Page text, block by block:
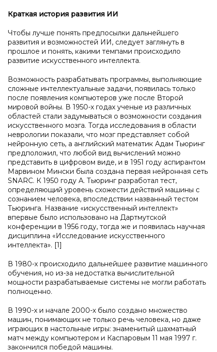
Краткая история развития ИИ
Чтобы лучше понять предпосылки дальнейшего
развития и возможностей ИИ, следует заглянуть в
прошлое и понять, какими темпами происходило
развитие искусственного интеллекта.
Возможность разрабатывать программы, выполняющие
сложные интеллектуальные задачи, появилась только
после появления компьютеров уже после Второй
мировой войны. В 1950-х годах ученые из различных
областей стали задумываться о возможности создания
искусственного мозга. Тогда исследования в области
неврологии показали, что мозг представляет собой
нейронную сеть, а английский математик Адам Тьюринг
предположил, что любой вид вычислений можно
представить в цифровом виде, и в 1951 году аспирантом
Марвином Мински была создана первая нейронная сеть
SNARC. К 1950 году А. Тьюринг разработал тест,
определяющий уровень схожести действий машины с
сознанием человека, впоследствии названный тестом
Тьюринга. Название «искусственный интеллект»
впервые было использовано на Дартмутской
конференции в 1956 году, тогда же и появилась научная
дисциплина «Исследование искусственного
интеллекта». [1]
В 1980-х происходило дальнейшее развитие машинного
обучения, но из-за недостатка вычислительной
мощности разрабатываемые системы не могли работать
полноценно.
В 1990-х и начале 2000-х было создано множество
машин, понимающих не только речь человека, но даже
играющих в настольные игры: знаменитый шахматный
матч между компьютером и Каспаровым 11 мая 1997 г.
закончился победой машины.